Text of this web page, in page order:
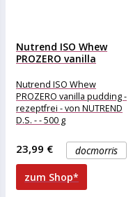
Nutrend ISO Whew
PROZERO vanilla
Nutrend ISO Whew
PROZERO vanilla pudding -
rezeptfrei - von NUTREND
D.S. - - 500 g
docmorris
23,99 €
zum Shop*